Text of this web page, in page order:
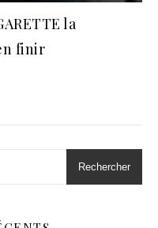
la
finir
Rechercher